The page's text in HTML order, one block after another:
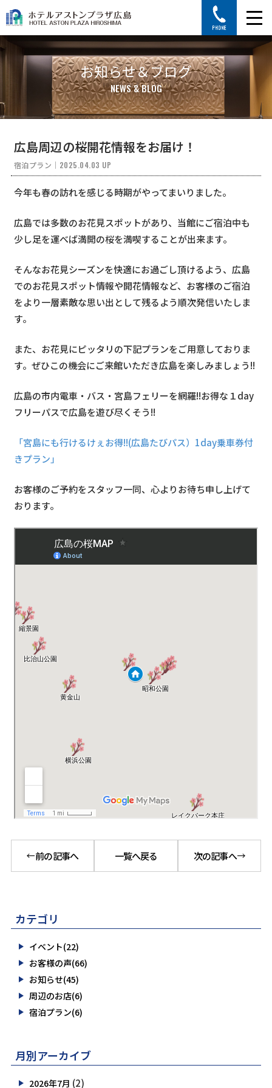
お知らせ＆ブログ
NEWS & BLOG
広島周辺の桜開花情報をお届け！
宿泊プラン ｜ 2025.04.03 UP
今年も春の訪れを感じる時期がやってまいりました。
広島では多数のお花見スポットがあり、当館にご宿泊中も
少し足を運べば満開の桜を満喫することが出来ます。
そんなお花見シーズンを快適にお過ごし頂けるよう、広島
でのお花見スポット情報や開花情報など、お客様のご宿泊
をより一層素敵な思い出として残るよう順次発信いたしま
す。
また、お花見にピッタリの下記プランをご用意しておりま
す。ぜひこの機会にご来館いただき広島を楽しみましょう!!
広島の市内電車・バス・宮島フェリーを網羅!!お得な１day
フリーパスで広島を遊び尽くそう!!
「宮島にも行けるけぇお得!!(広島たびパス）1day乗車券付
きプラン」
お客様のご予約をスタッフ一同、心よりお待ち申し上げて
おります。
前の記事へ 一覧へ戻る 次の記事へ
カテゴリ
イベント(22)
お客様の声(66)
お知らせ(45)
周辺のお店(6)
宿泊プラン(6)
月別アーカイブ
2026年7月 (2)